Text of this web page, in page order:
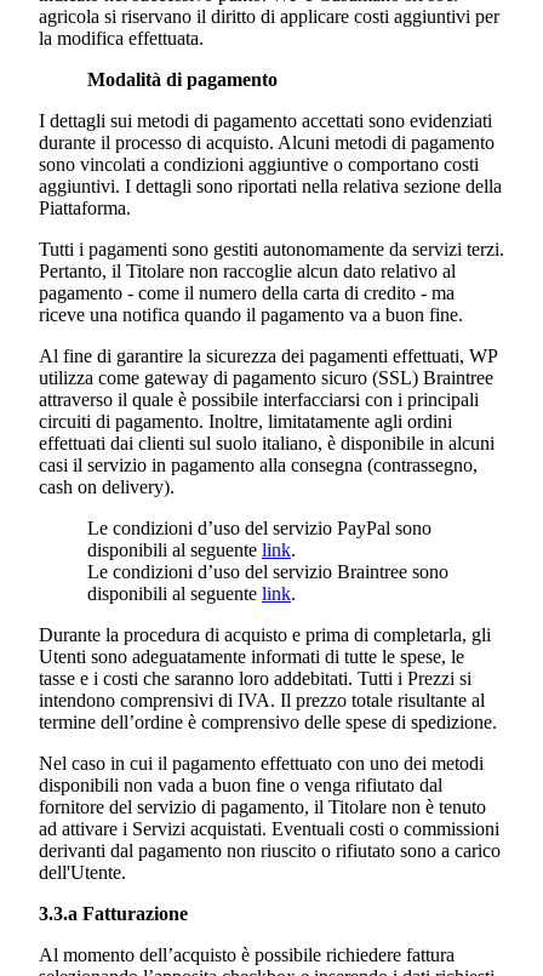
agricola si riservano il diritto di applicare costi aggiuntivi per
la modifica effettuata.
Modalità di pagamento
I dettagli sui metodi di pagamento accettati sono evidenziati
durante il processo di acquisto. Alcuni metodi di pagamento
sono vincolati a condizioni aggiuntive o comportano costi
aggiuntivi. I dettagli sono riportati nella relativa sezione della
Piattaforma.
Tutti i pagamenti sono gestiti autonomamente da servizi terzi.
Pertanto, il Titolare non raccoglie alcun dato relativo al
pagamento - come il numero della carta di credito - ma
riceve una notifica quando il pagamento va a buon fine.
Al fine di garantire la sicurezza dei pagamenti effettuati, WP
utilizza come gateway di pagamento sicuro (SSL) Braintree
attraverso il quale è possibile interfacciarsi con i principali
circuiti di pagamento. Inoltre, limitatamente agli ordini
effettuati dai clienti sul suolo italiano, è disponibile in alcuni
casi il servizio in pagamento alla consegna (contrassegno,
cash on delivery).
Le condizioni d’uso del servizio PayPal sono
disponibili al seguente link.
Le condizioni d’uso del servizio Braintree sono
disponibili al seguente link.
Durante la procedura di acquisto e prima di completarla, gli
Utenti sono adeguatamente informati di tutte le spese, le
tasse e i costi che saranno loro addebitati. Tutti i Prezzi si
intendono comprensivi di IVA. Il prezzo totale risultante al
termine dell’ordine è comprensivo delle spese di spedizione.
Nel caso in cui il pagamento effettuato con uno dei metodi
disponibili non vada a buon fine o venga rifiutato dal
fornitore del servizio di pagamento, il Titolare non è tenuto
ad attivare i Servizi acquistati. Eventuali costi o commissioni
derivanti dal pagamento non riuscito o rifiutato sono a carico
dell'Utente.
3.3.a Fatturazione
Al momento dell’acquisto è possibile richiedere fattura